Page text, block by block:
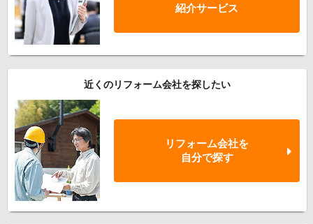
紹介サービス
近くのリフォーム会社を探したい
リフォーム会社を
自分で探す